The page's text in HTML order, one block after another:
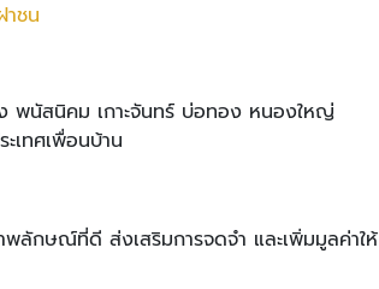
าชน
พนัสนิคม เกาะจันทร์ บ่อทอง หนองใหญ่
เทศเพื่อนบ้าน
ลักษณ์ที่ดี ส่งเสริมการจดจำ และเพิ่มมูลค่าให้